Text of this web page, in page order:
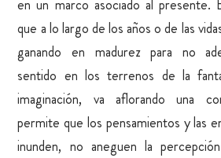
en un marco asociado al presente.
que a lo largo de los años o de las
ganando en madurez para no
sentido en los terrenos de la
imaginación, va aflorando una
permite que los pensamientos y las
inunden, no aneguen la